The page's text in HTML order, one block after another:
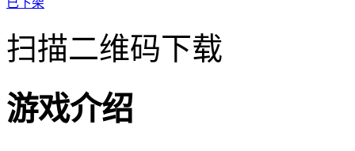
已下架
扫描二维码下载
游戏介绍